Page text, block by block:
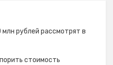
рублей рассмотрят в
стоимость